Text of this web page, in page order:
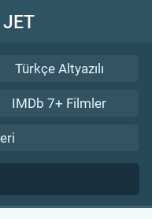
JET
Türkçe Altyazılı
IMDb 7+ Filmler